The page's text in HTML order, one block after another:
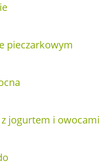
pieczarkowym
jogurtem i owocami